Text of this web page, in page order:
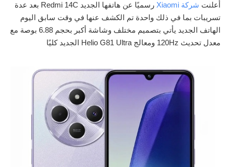
أعلنت شركة Xiaomi
رسميًا عن هاتفها الجديد Redmi 14C بعد عدة
تسريبات بما في ذلك واحدة تم الكشف عنها في وقت سابق اليوم
الهاتف الجديد يأتي بتصميم مختلف وشاشة أكبر بحجم 6.88 بوصة مع
معدل تحديث 120Hz ومعالج Helio G81 Ultra الجديد كليًا